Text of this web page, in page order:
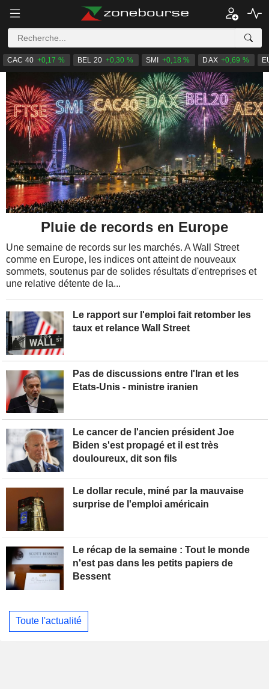
CAC 40 +0,17 % BEL 20 +0,30 % SMI +0,18 % DAX +0,69 %
Le rapport sur l'emploi fait retomber les
taux et relance Wall Street
Pas de discussions entre l'Iran et les
Etats-Unis - ministre iranien
Pluie de records en Europe
Une semaine de records sur les marchés. A Wall Street
comme en Europe, les indices ont atteint de nouveaux
sommets, soutenus par de solides résultats d'entreprises et
une relative détente de la...
Le cancer de l'ancien président Joe
Biden s'est propagé et il est très
douloureux, dit son fils
Le dollar recule, miné par la mauvaise
surprise de l'emploi américain
Le récap de la semaine : Tout le monde
n'est pas dans les petits papiers de
Bessent
Toute l'actualité